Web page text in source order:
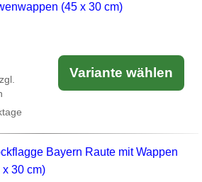
(45 x 30 cm)
Variante wählen
Bayern Raute mit Wappen
x 30 cm)